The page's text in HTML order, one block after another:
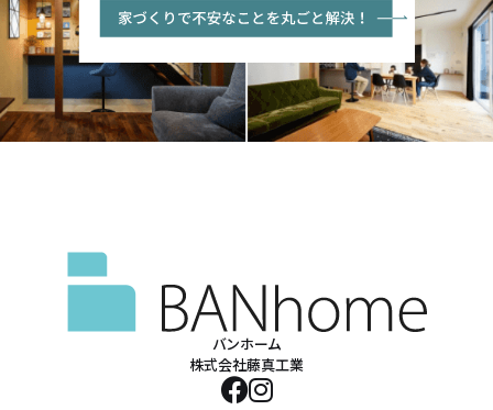
バンホーム
株式会社藤真工業